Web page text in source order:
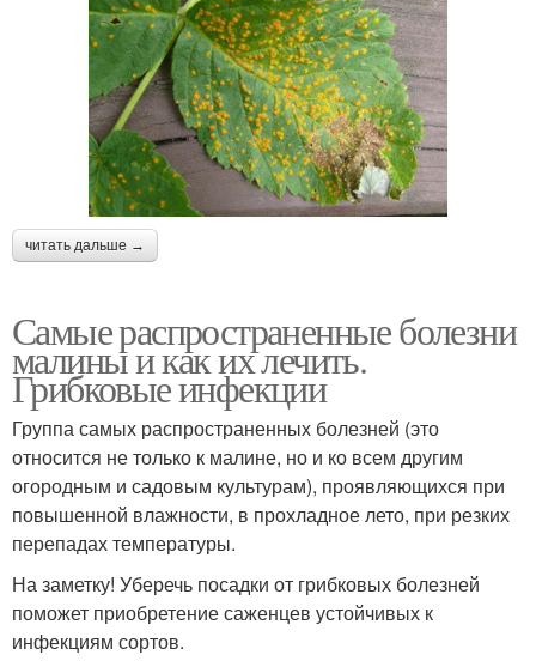
читать дальше →
Самые распространенные болезни
малины и как их лечить.
Грибковые инфекции
Группа самых распространенных болезней (это
относится не только к малине, но и ко всем другим
огородным и садовым культурам), проявляющихся при
повышенной влажности, в прохладное лето, при резких
перепадах температуры.
На заметку! Уберечь посадки от грибковых болезней
поможет приобретение саженцев устойчивых к
инфекциям сортов.